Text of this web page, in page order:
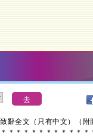
辭全文（只有中文）（附
＊ ＊ ＊ ＊ ＊ ＊ ＊ ＊ ＊ ＊ ＊ ＊